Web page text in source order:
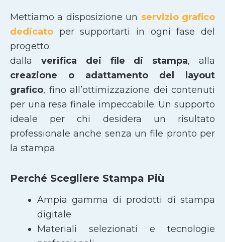
Mettiamo a disposizione un servizio grafico
dedicato per supportarti in ogni fase del
progetto:
dalla verifica dei file di stampa, alla
creazione o adattamento del layout
grafico, fino all’ottimizzazione dei contenuti
per una resa finale impeccabile. Un supporto
ideale per chi desidera un risultato
professionale anche senza un file pronto per
la stampa.
Perché Scegliere Stampa Più
Ampia gamma di prodotti di stampa
digitale
Materiali selezionati e tecnologie